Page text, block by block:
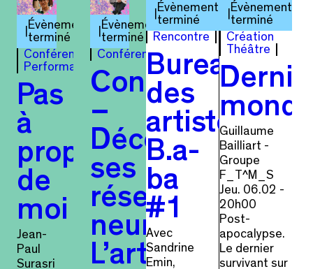
Évènement
terminé
Conférence
Performance
Pas
à
propos
de
moi
Jean-
Paul
Surasri
Évènement
terminé
Conférence
Construire
–
Déconstruire
ses
réseaux
neuronaux.
L’art
Évènement
terminé
Rencontre
Bureau
des
artistes
B.a-
ba
#1
Avec
Sandrine
Emin,
Évènement
terminé
Création
Théâtre
Guillaume
Bailliart -
Groupe
F_T^M_S
Jeu. 06.02 -
20h00
Post-
apocalypse.
Le dernier
survivant sur